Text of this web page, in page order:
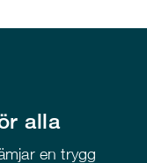
alla
en trygg